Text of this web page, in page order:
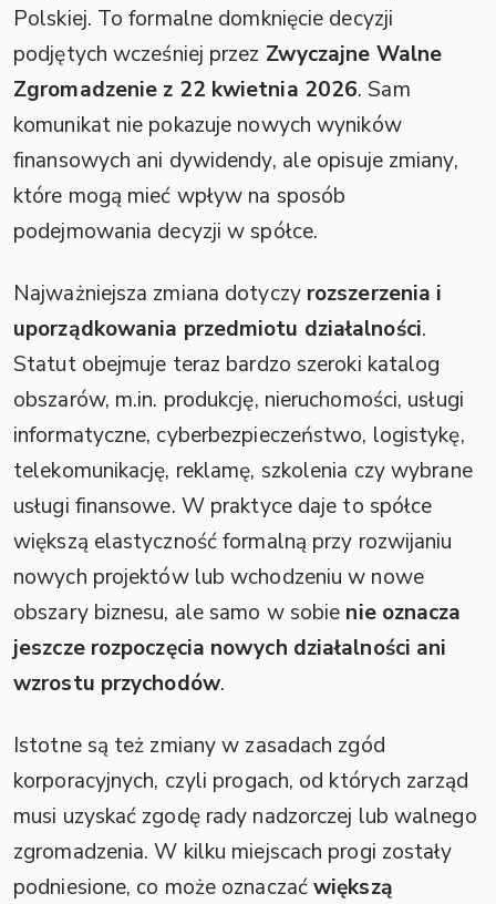
Polskiej. To formalne domknięcie decyzji
podjętych wcześniej przez Zwyczajne Walne
Zgromadzenie z 22 kwietnia 2026. Sam
komunikat nie pokazuje nowych wyników
finansowych ani dywidendy, ale opisuje zmiany,
które mogą mieć wpływ na sposób
podejmowania decyzji w spółce.
Najważniejsza zmiana dotyczy rozszerzenia i
uporządkowania przedmiotu działalności.
Statut obejmuje teraz bardzo szeroki katalog
obszarów, m.in. produkcję, nieruchomości, usługi
informatyczne, cyberbezpieczeństwo, logistykę,
telekomunikację, reklamę, szkolenia czy wybrane
usługi finansowe. W praktyce daje to spółce
większą elastyczność formalną przy rozwijaniu
nowych projektów lub wchodzeniu w nowe
obszary biznesu, ale samo w sobie nie oznacza
jeszcze rozpoczęcia nowych działalności ani
wzrostu przychodów.
Istotne są też zmiany w zasadach zgód
korporacyjnych, czyli progach, od których zarząd
musi uzyskać zgodę rady nadzorczej lub walnego
zgromadzenia. W kilku miejscach progi zostały
podniesione, co może oznaczaćwiększą